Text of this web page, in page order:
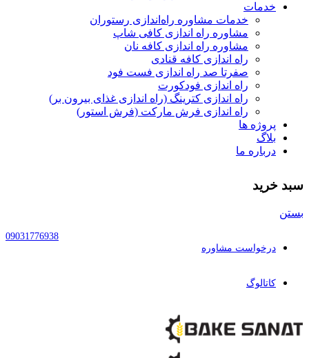
خدمات
خدمات مشاوره راه‌اندازی رستوران
مشاوره راه اندازی کافی شاپ
مشاوره راه اندازی کافه نان
راه اندازی کافه قنادی
صفرتا صد راه اندازی فست فود
راه اندازی فودکورت
راه اندازی کترینگ (راه‌ اندازی غذای بیرون بر)
راه اندازی فرش مارکت (فرش استور)
پروژه ها
بلاگ
درباره ما
سبد خرید
بستن
09031776938
درخواست مشاوره
کاتالوگ